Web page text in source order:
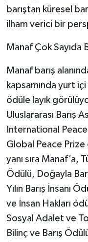
barıştan küresel
ilham verici bir
Manaf Çok Sayıda
Manaf barış
kapsamında yurt
ödüle layık
Uluslararası Barış
International
Global Peace
yanı sıra Manaf’a,
Ödülü, Doğayla
Yılın Barış İnsanı
ve İnsan Hakları
Sosyal Adalet ve
Bilinç ve Barış